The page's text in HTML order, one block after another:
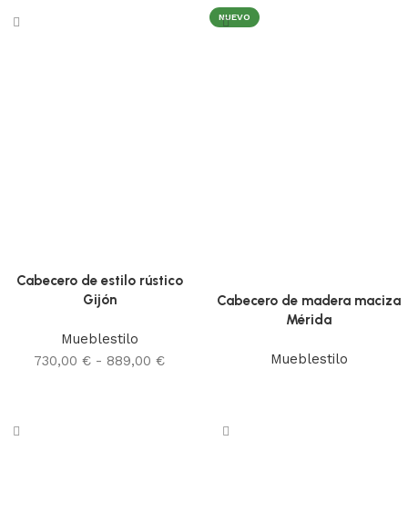
Cabecero de estilo rústico
Gijón
Mueblestilo
730,00 € - 889,00 €
NUEVO
Cabecero de madera maciza
Mérida
Mueblestilo